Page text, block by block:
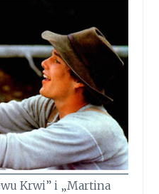
Krwi” i „Martina